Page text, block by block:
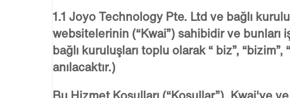
1.1 Joyo Technology Pte. Ltd ve bağlı
websitelerinin (“Kwai”) sahibidir ve bunları
bağlı kuruluşları toplu olarak “ biz”, “bizim”, “
anılacaktır.)